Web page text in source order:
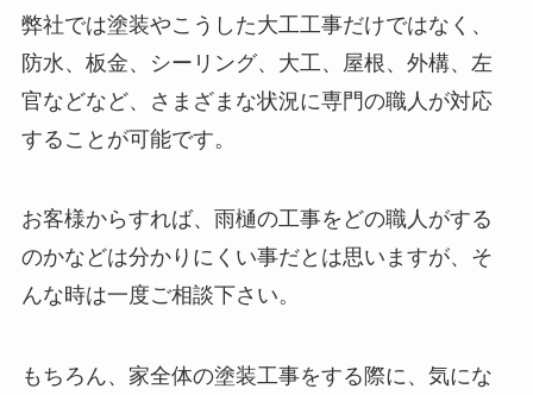
弊社では塗装やこうした大工工事だけではなく、
防水、板金、シーリング、大工、屋根、外構、左
官などなど、さまざまな状況に専門の職人が対応
することが可能です。
お客様からすれば、雨樋の工事をどの職人がする
のかなどは分かりにくい事だとは思いますが、そ
んな時は一度ご相談下さい。
もちろん、家全体の塗装工事をする際に、気にな